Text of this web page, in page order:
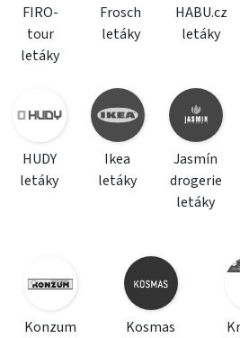
FIRO-
tour
letáky
Frosch
letáky
HABU.cz
letáky
HUDY
letáky
Ikea
letáky
Jasmín
drogerie
letáky
Konzum
Kosmas